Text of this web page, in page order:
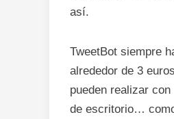
así.
TweetBot siempre
alrededor de 3
pueden realizar
de escritorio…